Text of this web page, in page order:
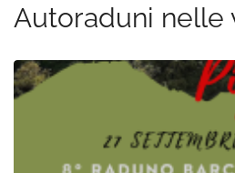
Autoraduni nelle